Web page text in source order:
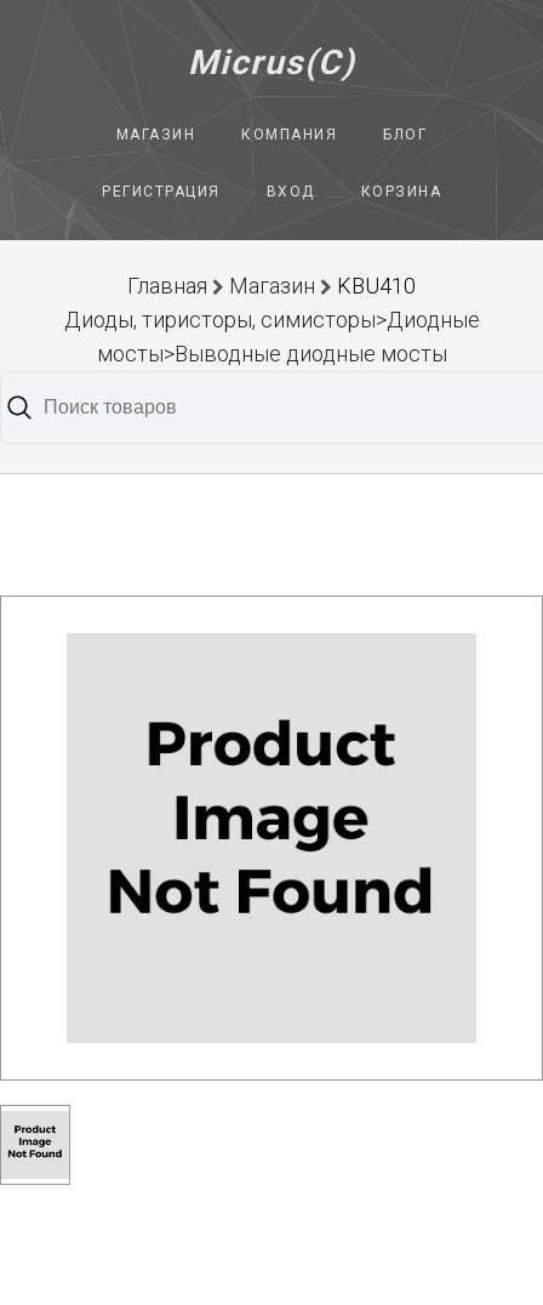
Micrus(C)
МАГАЗИН КОМПАНИЯ БЛОГ
РЕГИСТРАЦИЯ ВХОД КОРЗИНА
Главная Магазин
KBU410
Диоды, тиристоры, симисторы>Диодные
мосты>Выводные диодные мосты